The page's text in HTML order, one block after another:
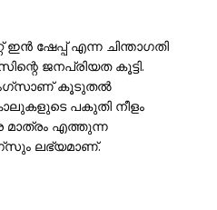
ഇന്‍ ഷേപ്പ് എന്ന ചിന്താഗതി
ജനപ്രിയത കൂട്ടി.
കൂടുതല്‍
പകുതി നീളം
മാത്രം എത്തുന്ന
ലഭ്യമാണ്.